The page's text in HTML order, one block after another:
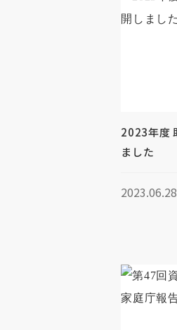
2023年度
ました
2023.06.28